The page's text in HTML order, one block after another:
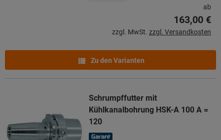
ab
163,00 €
zzgl. MwSt. zzgl. Versandkosten
Zu den Varianten
Schrumpffutter mit
Kühlkanalbohrung HSK-A 100 A =
120